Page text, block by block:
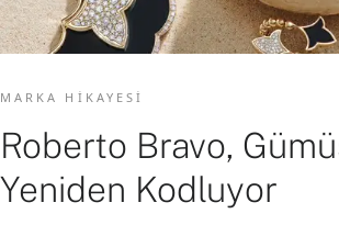
MARKA HIKAYESI
Roberto Bravo,
Yeniden Kodluyor